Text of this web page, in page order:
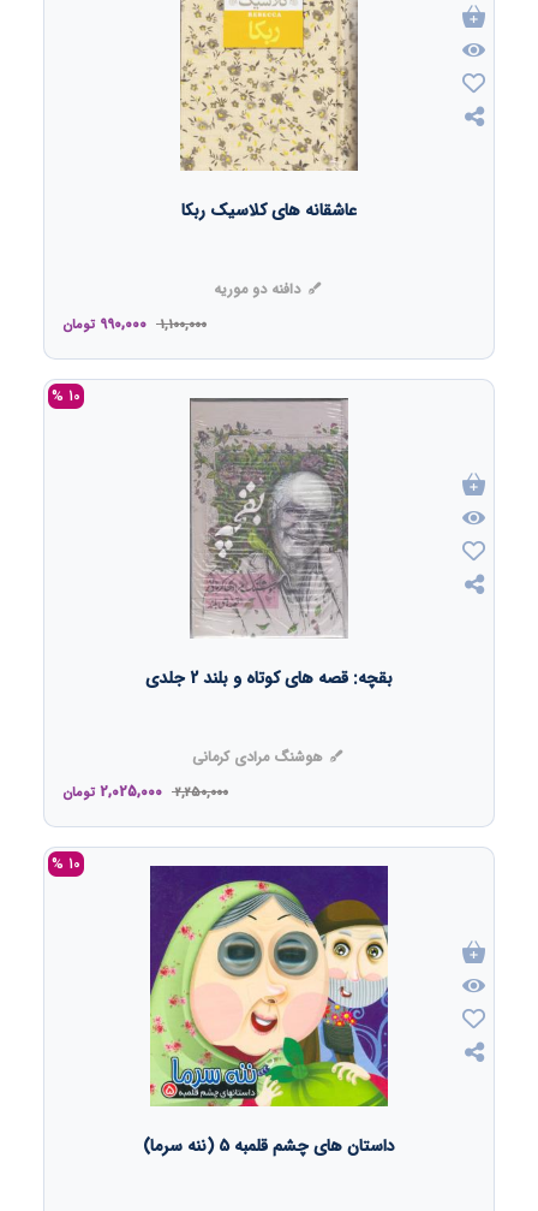
عاشقانه های کلاسیک ربکا
دافنه دو موریه
1,100,000
990,000 تومان
10 %
بقچه: قصه های کوتاه و بلند 2 جلدی
هوشنگ مرادی کرمانی
2,250,000
2,025,000 تومان
10 %
داستان های چشم قلمبه 5 (ننه سرما)